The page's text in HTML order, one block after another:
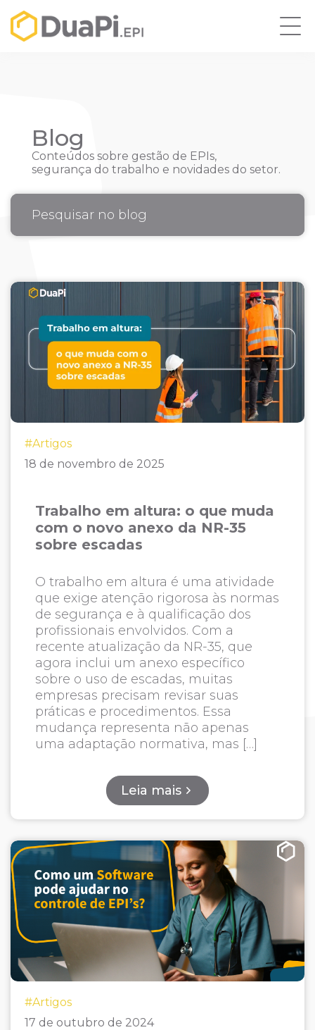
Blog
Conteúdos sobre gestão de EPIs,
segurança do trabalho e novidades do setor.
#Artigos
18 de novembro de 2025
Trabalho em altura: o que muda
com o novo anexo da NR-35
sobre escadas
O trabalho em altura é uma atividade
que exige atenção rigorosa às normas
de segurança e à qualificação dos
profissionais envolvidos. Com a
recente atualização da NR-35, que
agora inclui um anexo específico
sobre o uso de escadas, muitas
empresas precisam revisar suas
práticas e procedimentos. Essa
mudança representa não apenas
uma adaptação normativa, mas […]
Leia mais
#Artigos
17 de outubro de 2024